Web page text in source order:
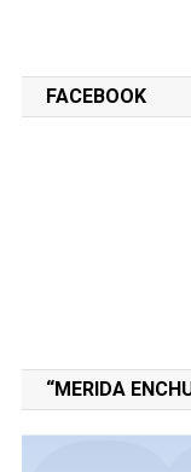
FACEBOOK
“MERIDA